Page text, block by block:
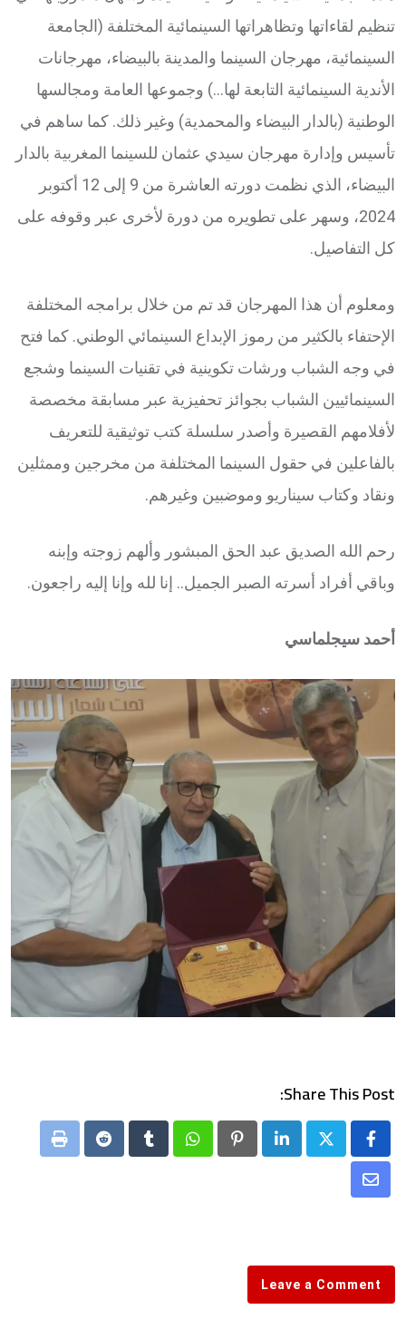
تنظيم لقاءاتها وتظاهراتها السينمائية المختلفة (الجامعة
السينمائية، مهرجان السينما والمدينة بالبيضاء، مهرجانات
الأندية السينمائية التابعة لها…) وجموعها العامة ومجالسها
الوطنية (بالدار البيضاء والمحمدية) وغير ذلك. كما ساهم في
تأسيس وإدارة مهرجان سيدي عثمان للسينما المغربية بالدار
البيضاء، الذي نظمت دورته العاشرة من 9 إلى 12 أكتوبر
2024، وسهر على تطويره من دورة لأخرى عبر وقوفه على
كل التفاصيل.
ومعلوم أن هذا المهرجان قد تم من خلال برامجه المختلفة
الإحتفاء بالكثير من رموز الإبداع السينمائي الوطني. كما فتح
في وجه الشباب ورشات تكوينية في تقنيات السينما وشجع
السينمائيين الشباب بجوائز تحفيزية عبر مسابقة مخصصة
لأفلامهم القصيرة وأصدر سلسلة كتب توثيقية للتعريف
بالفاعلين في حقول السينما المختلفة من مخرجين وممثلين
ونقاد وكتاب سيناريو وموضبين وغيرهم.
رحم الله الصديق عبد الحق المبشور وألهم زوجته وإبنه
وباقي أفراد أسرته الصبر الجميل.. إنا لله وإنا إليه راجعون.
أحمد سيجلماسي
Share This Post:
LinkedIn
Pinterest
Whatsapp
Tumblr
Reddit
Print
Share
Leave a Comment